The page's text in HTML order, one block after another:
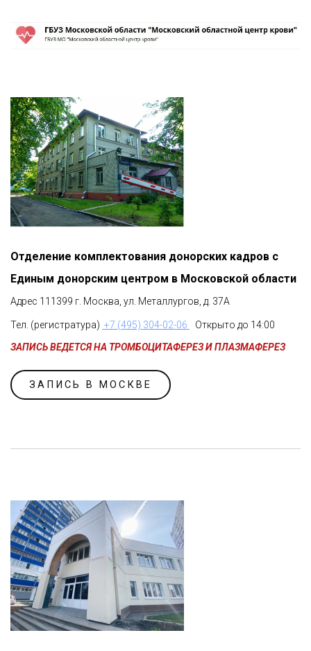
Отделение комплектования донорских кадров с
Единым донорским центром в Московской области
Адрес 111399 г. Москва, ул. Металлургов, д. 37А
Тел. (регистратура) +7 (495) 304-02-06
Открыто до 14:00
ЗАПИСЬ ВЕДЕТСЯ НА ТРОМБОЦИТАФЕРЕЗ И ПЛАЗМАФЕРЕЗ
ЗАПИСЬ В МОСКВЕ